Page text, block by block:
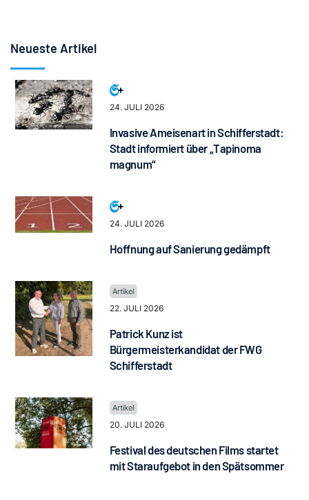
Neueste Artikel
24. JULI 2026
Invasive Ameisenart in Schifferstadt:
Stadt informiert über „Tapinoma
magnum“
24. JULI 2026
Hoffnung auf Sanierung gedämpft
22. JULI 2026
Patrick Kunz ist
Bürgermeisterkandidat der FWG
Schifferstadt
20. JULI 2026
Festival des deutschen Films startet
mit Staraufgebot in den Spätsommer